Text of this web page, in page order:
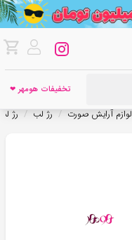
تخفیفات هومهر ❤
لوازم آرایش صورت / رژ لب / رژ